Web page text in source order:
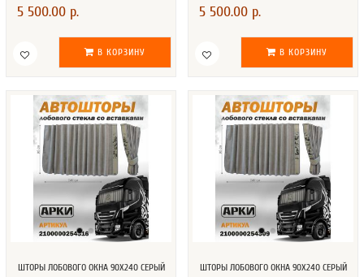
5 500.00 р.
В КОРЗИНУ
5 500.00 р.
В КОРЗИНУ
ШТОРЫ ЛОБОВОГО ОКНА 90Х240 СЕРЫЙ
ШТОРЫ ЛОБОВОГО ОКНА 90Х240 СЕРЫЙ